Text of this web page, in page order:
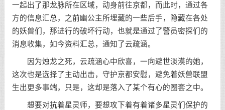
一起出了那龙脉所在区域，动身前往京都，而此时，通过各
方的信息汇总，之前幽公主所埋藏的一些后手，隐藏在各处
的妖兽们，那进行的破坏行动，也就是通过了警员密探们的
消息收集，如今资料汇总，通知了云疏涵。
因为烛龙之死，云疏涵心中欣喜，一向避世淡漠的她，
这次也是选择了主动出击，守护京都安慰，避免着妖兽联盟
生出更多事端，只是，这却是落入了某个有心的圈套之中。
想要对抗着星灵师，要想攻下着有着诸多星灵们保护的